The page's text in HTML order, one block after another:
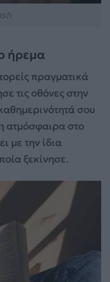
ήρεμα
πραγματικά
τις οθόνες στην
σου
ατμόσφαιρα στο
με την ίδια
ξεκίνησε.